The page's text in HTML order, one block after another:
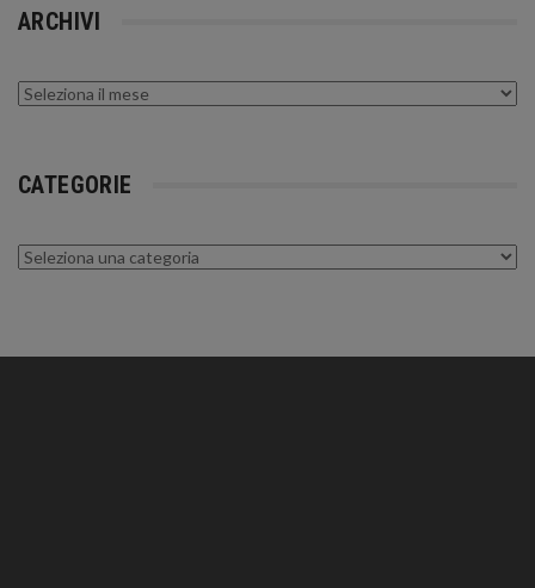
ARCHIVI
Archivi
CATEGORIE
Categorie